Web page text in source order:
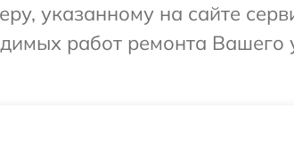
указанному на сайте
работ ремонта Вашего